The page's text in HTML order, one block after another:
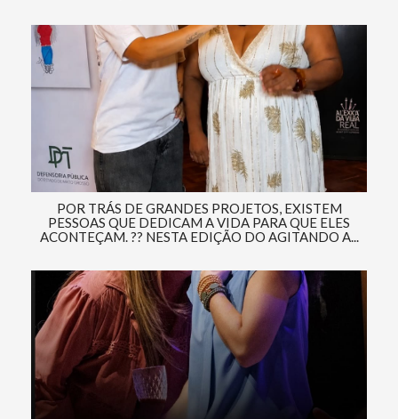
POR TRÁS DE GRANDES PROJETOS, EXISTEM
PESSOAS QUE DEDICAM A VIDA PARA QUE ELES
ACONTEÇAM. ?? NESTA EDIÇÃO DO AGITANDO A...